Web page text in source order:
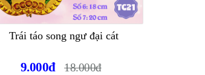
Trái táo song ngư đại cát
9.000đ 18.000đ